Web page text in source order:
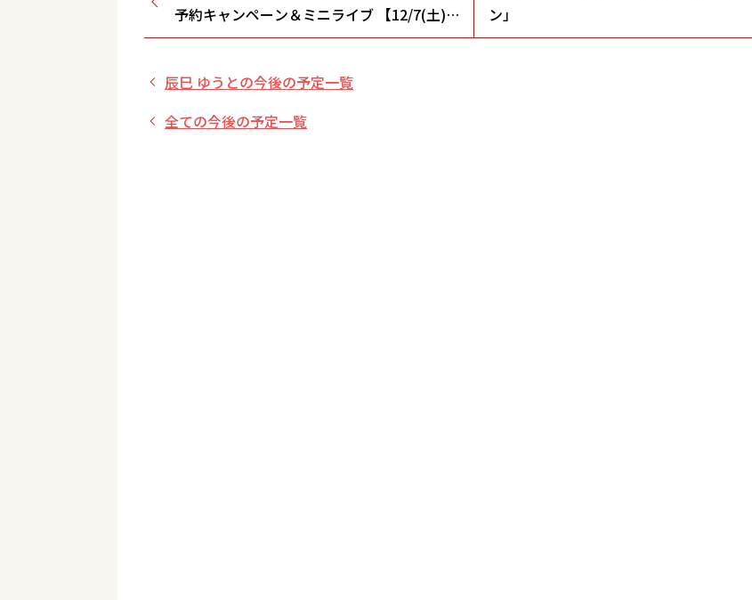
予約キャンペーン＆ミニライブ 【12/7(土)東
十条 ミュージックショップダン/東京都】
ン」
辰巳 ゆうとの今後の予定一覧
全ての今後の予定一覧